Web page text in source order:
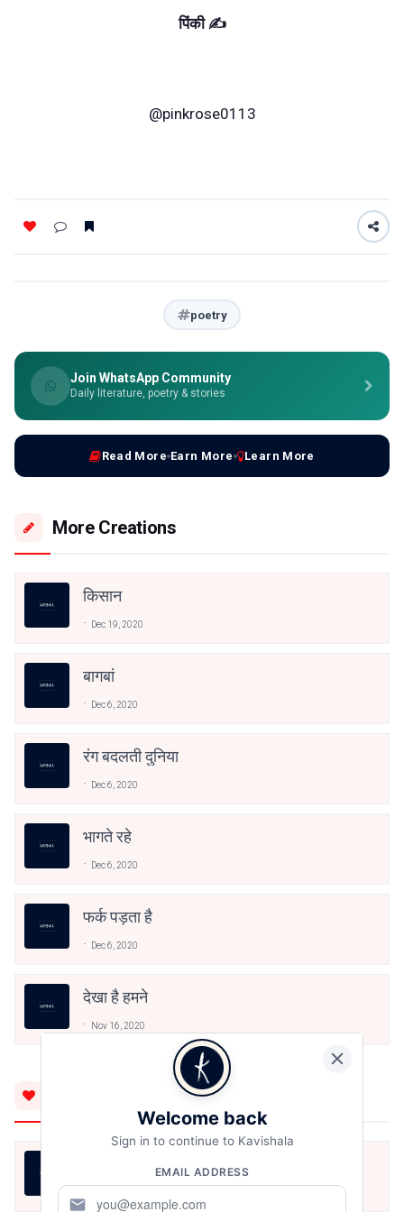
पिंकी ✍️
@pinkrose0113
poetry
Join WhatsApp Community
Daily literature, poetry & stories
Read More Earn More Learn More
More Creations
किसान
Dec 19, 2020
बागबां
Dec 6, 2020
रंग बदलती दुनिया
Dec 6, 2020
भागते रहे
Dec 6, 2020
फर्क पड़ता है
Dec 6, 2020
देखा है हमने
Nov 16, 2020
हौसला, ख्वाबों के जरिये आयेगा।
Welcome back
Sign in to continue to Kavishala
EMAIL ADDRESS
mail